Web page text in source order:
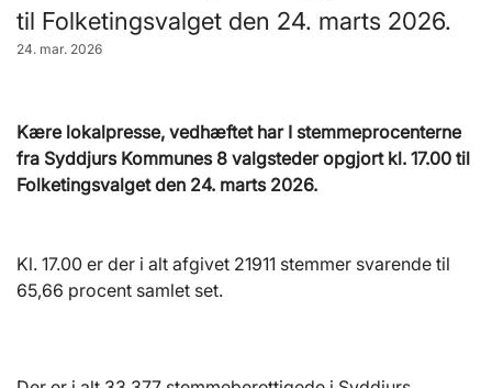
til Folketingsvalget den 24. marts 2026.
24. mar. 2026
Kære lokalpresse, vedhæftet har I stemmeprocenterne
fra Syddjurs Kommunes 8 valgsteder opgjort kl. 17.00 til
Folketingsvalget den 24. marts 2026.
Kl. 17.00 er der i alt afgivet 21911 stemmer svarende til
65,66 procent samlet set.